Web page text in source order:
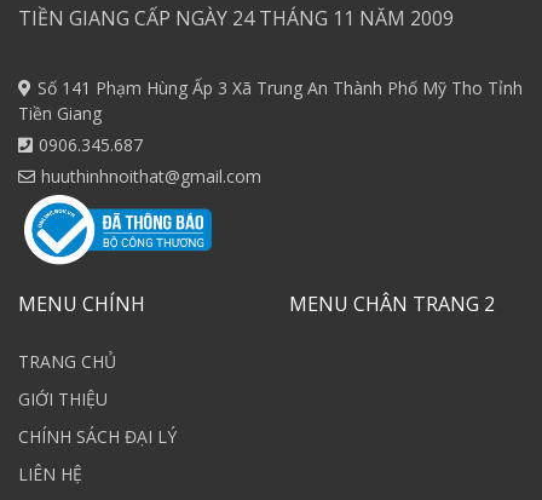
TIỀN GIANG CẤP NGÀY 24 THÁNG 11 NĂM 2009
Số 141 Phạm Hùng Ấp 3 Xã Trung An Thành Phố Mỹ Tho Tỉnh
Tiền Giang
0906.345.687
huuthinhnoithat@gmail.com
MENU CHÍNH
TRANG CHỦ
GIỚI THIỆU
CHÍNH SÁCH ĐẠI LÝ
LIÊN HỆ
MENU CHÂN TRANG 2